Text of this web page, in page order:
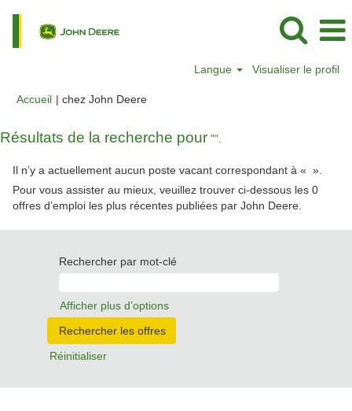
Langue Visualiser le profil
Accueil | chez John Deere(page
Résultats de la recherche pour "".
Il n’y a actuellement aucun poste vacant correspondant à « ».
Pour vous assister au mieux, veuillez trouver ci-dessous les 0
offres d’emploi les plus récentes publiées par John Deere.
Rechercher par mot-clé
Afficher plus d’options
Réinitialiser